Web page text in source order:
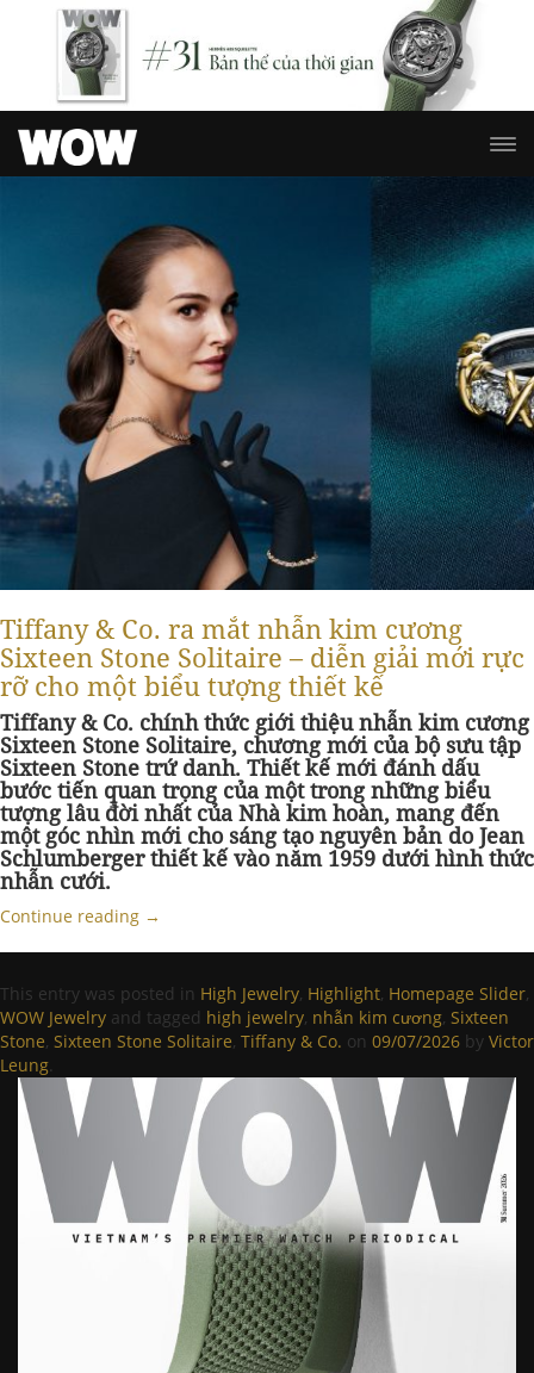
Tiffany & Co. ra mắt nhẫn kim cương
Sixteen Stone Solitaire – diễn giải mới rực
rỡ cho một biểu tượng thiết kế
Tiffany & Co. chính thức giới thiệu nhẫn kim cương
Sixteen Stone Solitaire, chương mới của bộ sưu tập
Sixteen Stone trứ danh. Thiết kế mới đánh dấu
bước tiến quan trọng của một trong những biểu
tượng lâu đời nhất của Nhà kim hoàn, mang đến
một góc nhìn mới cho sáng tạo nguyên bản do Jean
Schlumberger thiết kế vào năm 1959 dưới hình thức
nhẫn cưới.
Continue reading →
This entry was posted in High Jewelry, Highlight, Homepage Slider,
WOW Jewelry and tagged high jewelry, nhẫn kim cương, Sixteen
Stone, Sixteen Stone Solitaire, Tiffany & Co. on 09/07/2026 by Victor
Leung.